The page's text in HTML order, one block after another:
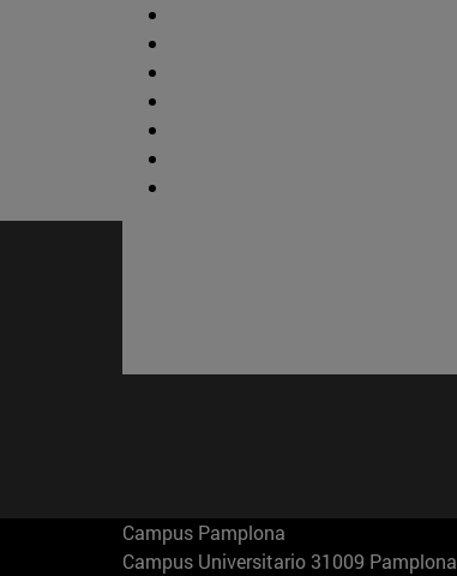
Campus Pamplona
Campus Universitario 31009 Pamplona